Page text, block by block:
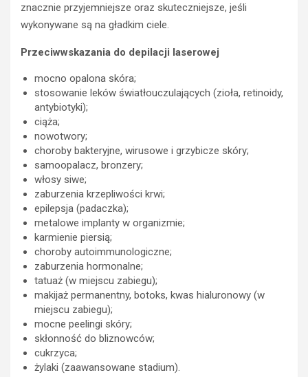
znacznie przyjemniejsze oraz skuteczniejsze, jeśli
wykonywane są na gładkim ciele.
Przeciwwskazania do depilacji laserowej
mocno opalona skóra;
stosowanie leków światłouczulających (zioła, retinoidy,
antybiotyki);
ciąża;
nowotwory;
choroby bakteryjne, wirusowe i grzybicze skóry;
samoopalacz, bronzery;
włosy siwe;
zaburzenia krzepliwości krwi;
epilepsja (padaczka);
metalowe implanty w organizmie;
karmienie piersią;
choroby autoimmunologiczne;
zaburzenia hormonalne;
tatuaż (w miejscu zabiegu);
makijaż permanentny, botoks, kwas hialuronowy (w
miejscu zabiegu);
mocne peelingi skóry;
skłonność do bliznowców;
cukrzyca;
żylaki (zaawansowane stadium).
BEZPIECZEŃSTWO
POLICJA
WYPADKI
M
POLICJA
WYPADKI
ZATRZYMANIA
N